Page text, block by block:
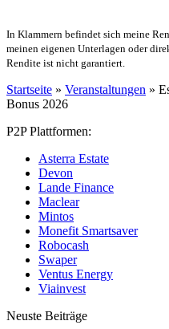
In Klammern befindet sich meine
meinen eigenen Unterlagen oder
Rendite ist nicht garantiert.
Startseite » Veranstaltungen »
Bonus 2026
P2P Plattformen:
Asterra Estate
Devon
Lande Finance
Maclear
Mintos
Monefit Smartsaver
Robocash
Swaper
Ventus Energy
Viainvest
Neuste Beiträge